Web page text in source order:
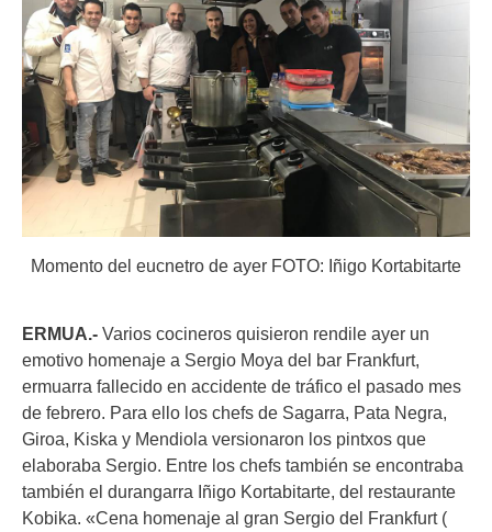
Momento del eucnetro de ayer FOTO: Iñigo Kortabitarte
ERMUA.- Varios cocineros quisieron rendile ayer un
emotivo homenaje a Sergio Moya del bar Frankfurt,
ermuarra fallecido en accidente de tráfico el pasado mes
de febrero. Para ello los chefs de Sagarra, Pata Negra,
Giroa, Kiska y Mendiola versionaron los pintxos que
elaboraba Sergio. Entre los chefs también se encontraba
también el durangarra Iñigo Kortabitarte, del restaurante
Kobika. «Cena homenaje al gran Sergio del Frankfurt (